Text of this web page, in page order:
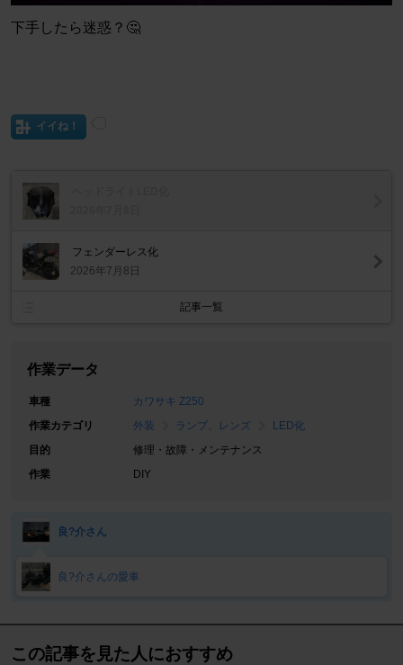
下手したら迷惑？🤔
イイね！
フェンダーレス化
2026年7月8日
記事一覧
作業データ
車種
カワサキ Z250
作業カテゴリ
外装 ランプ、レンズ
LED化
目的
修理・故障・メンテナンス
作業
DIY
良?介さん
良?介さんの愛車
この記事を見た人におすすめ